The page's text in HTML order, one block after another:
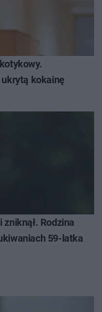
kokainę
zniknął. Rodzina
59-latka